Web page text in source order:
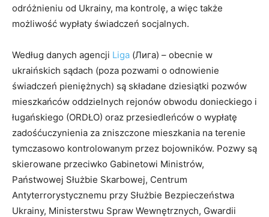
odróżnieniu od Ukrainy, ma kontrolę, a więc także
możliwość wypłaty świadczeń socjalnych.
Według danych agencji Liga (Лига) – obecnie w
ukraińskich sądach (poza pozwami o odnowienie
świadczeń pieniężnych) są składane dziesiątki pozwów
mieszkańców oddzielnych rejonów obwodu donieckiego i
ługańskiego (ORDŁO) oraz przesiedleńców o wypłatę
zadośćuczynienia za zniszczone mieszkania na terenie
tymczasowo kontrolowanym przez bojowników. Pozwy są
skierowane przeciwko Gabinetowi Ministrów,
Państwowej Służbie Skarbowej, Centrum
Antyterrorystycznemu przy Służbie Bezpieczeństwa
Ukrainy, Ministerstwu Spraw Wewnętrznych, Gwardii